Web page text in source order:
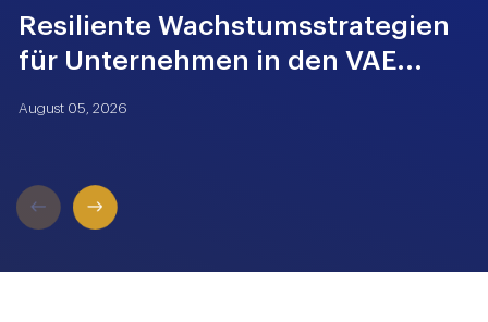
Resiliente Wachstumsstrategien
für Unternehmen in den VAE...
August 05, 2026